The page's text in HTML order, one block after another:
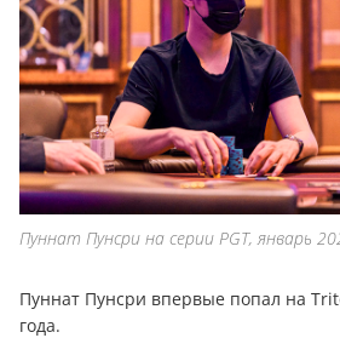
Пуннат Пунсри на серии PGT, январь
Пуннат Пунсри впервые попал на
года.